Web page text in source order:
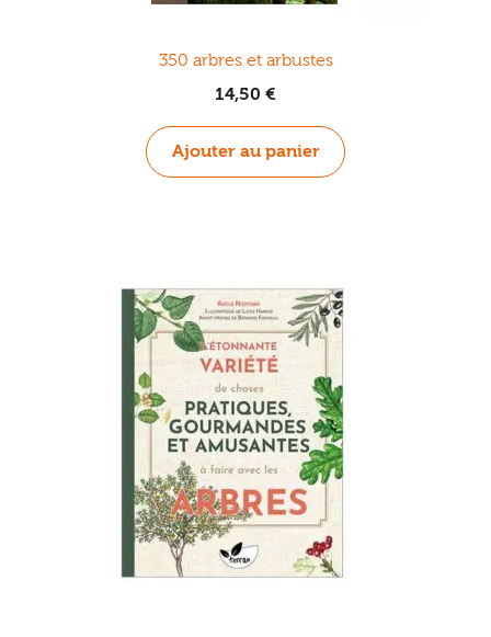
350 arbres et arbustes
14,50 €
Ajouter au panier